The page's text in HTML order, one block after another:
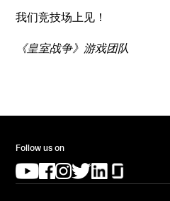
我们竞技场上见！
《皇室战争》游戏团队
Follow us on
(opens in a new tab)
(opens in a new tab)
(opens in a new tab)
(opens in a new
(opens in a